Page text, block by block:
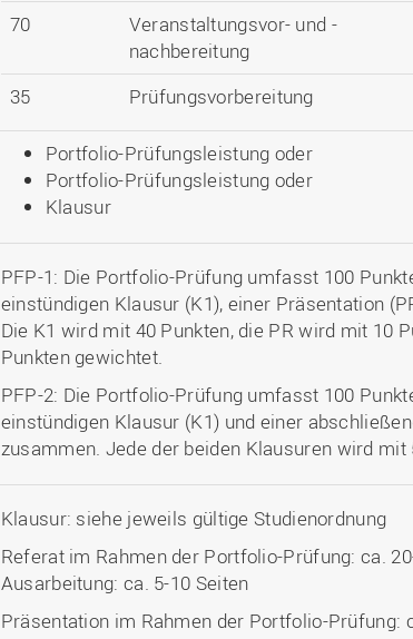
70
Veranstaltungsvor- und -
nachbereitung
35 Prüfungsvorbereitung
Portfolio-Prüfungsleistung oder
Portfolio-Prüfungsleistung oder
Klausur
PFP-1: Die Portfolio-Prüfung umfasst 100
einstündigen Klausur (K1), einer Präsentation
Die K1 wird mit 40 Punkten, die PR wird mit 10
Punkten gewichtet.
PFP-2: Die Portfolio-Prüfung umfasst 100
einstündigen Klausur (K1) und einer
zusammen. Jede der beiden Klausuren wird mit
Klausur: siehe jeweils gültige Studienordnung
Referat im Rahmen der Portfolio-Prüfung: ca.
Ausarbeitung: ca. 5-10 Seiten
Präsentation im Rahmen der Portfolio-Prüfung: